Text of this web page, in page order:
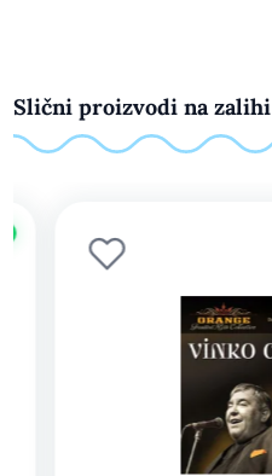
Slični proizvodi na zalihi